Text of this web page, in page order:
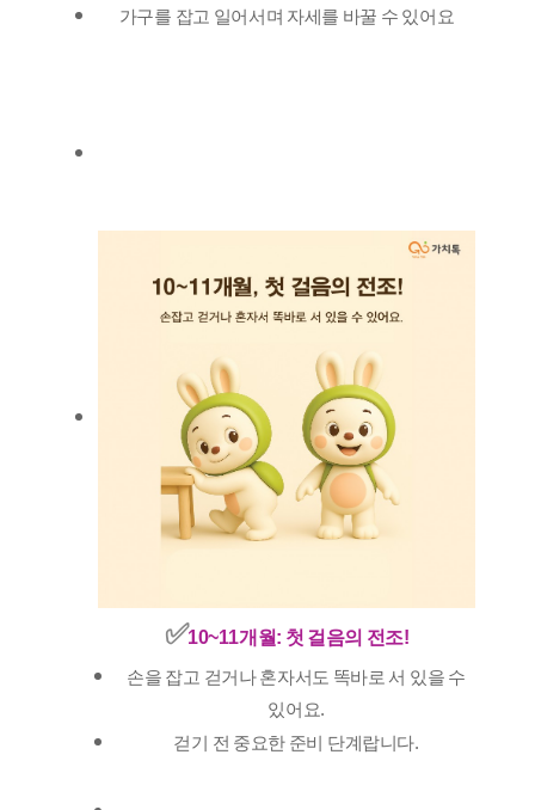
가구를 잡고 일어서며 자세를 바꿀 수 있어요
✅️10~11개월: 첫 걸음의 전조!
손을 잡고 걷거나 혼자서도 똑바로 서 있을 수
있어요.
걷기 전 중요한 준비 단계랍니다.